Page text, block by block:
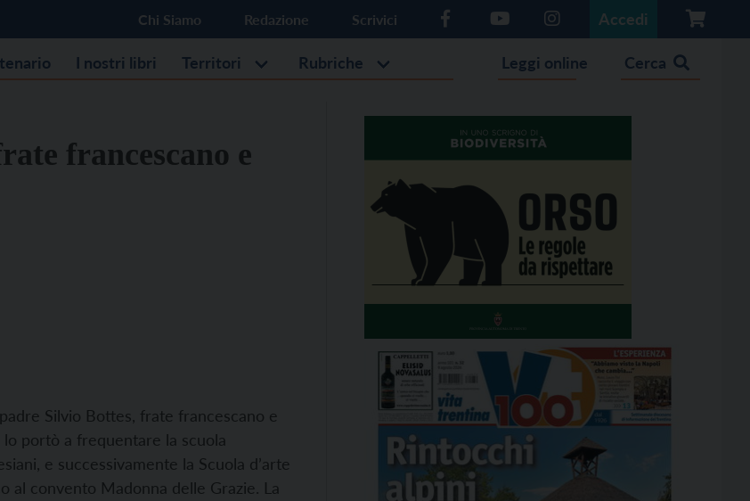
Chi Siamo Redazione Scrivici Accedi
I nostri libri Territori Rubriche Leggi online Cerca
francescano e
Silvio Bottes, frate francescano e
portò a frequentare la scuola
e successivamente la Scuola d’arte
al convento Madonna delle Grazie. La